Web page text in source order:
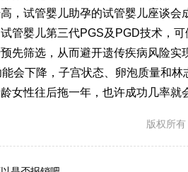
，试管婴儿助孕的试管婴儿座谈会
管婴儿第三代PGS及PGD技术，可
先筛选，从而避开遗传疾病风险
会下降，子宫状态、卵泡质量和林
女性往后拖一年，也许成功几率就
版权所